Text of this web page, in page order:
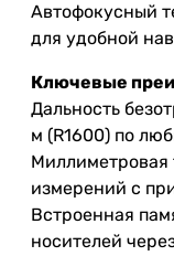
Автофокусный
для удобной
Ключевые
Дальность
м (R1600) по
Миллиметровая
измерений с
Встроенная
носителей